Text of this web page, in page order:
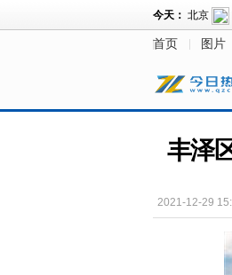
首页 图片
丰泽
2021-12-29